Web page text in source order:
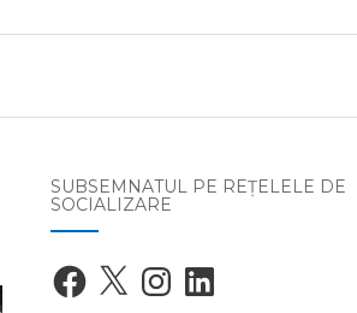
SUBSEMNATUL PE REŢELELE DE
SOCIALIZARE
Facebook
X Instagram
LinkedIn